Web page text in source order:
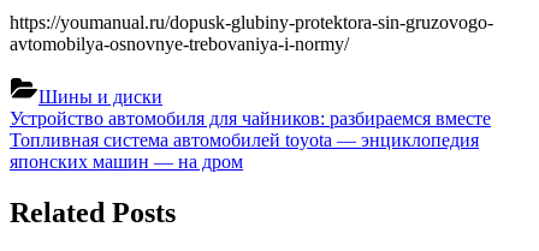
https://youmanual.ru/dopusk-glubiny-protektora-sin-gruzovogo-
avtomobilya-osnovnye-trebovaniya-i-normy/
Шины и диски
Навигация
по
Previous
Post:
Устройство автомобиля для чайников: разбираемся вместе
Next
Post:
Топливная система автомобилей toyota — энциклопедия
японских машин — на дром
Related Posts